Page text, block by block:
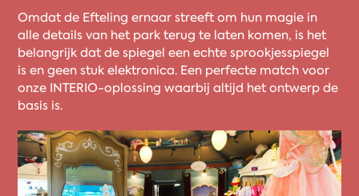
Omdat de Efteling ernaar streeft om hun magie in
alle details van het park terug te laten komen, is het
belangrijk dat de spiegel een echte sprookjesspiegel
is en geen stuk elektronica. Een perfecte match voor
onze INTERIO-oplossing waarbij altijd het ontwerp de
basis is.